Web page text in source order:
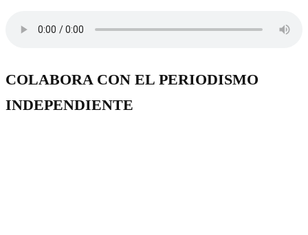
COLABORA CON EL PERIODISMO
INDEPENDIENTE